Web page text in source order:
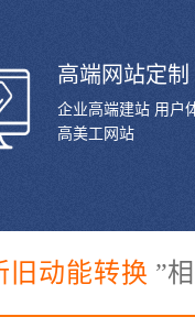
高端网站定制
企业高端建站 用户
高美工网站
旧动能转换 ”